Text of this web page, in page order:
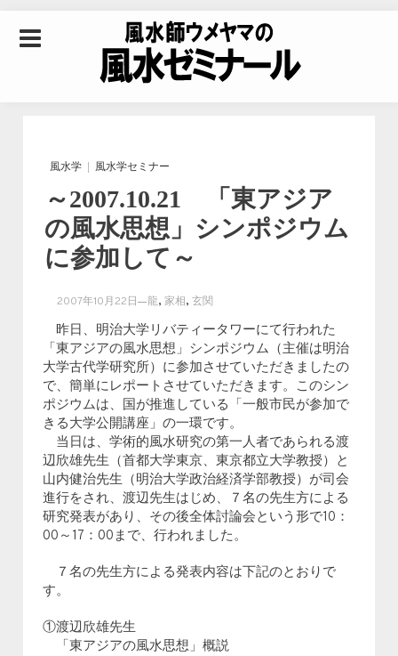
水ゼミナール｜風水
学・四柱推命学・易
学を合わせた立命講
座
風水学 風水学セミナー
～2007.10.21 「東アジア
の風水思想」シンポジウム
に参加して～
2007年10月22日 龍,家相,玄関
昨日、明治大学リバティータワーにて行われた
「東アジアの風水思想」シンポジウム（主催は明治
大学古代学研究所）に参加させていただきましたの
で、簡単にレポートさせていただきます。このシン
ポジウムは、国が推進している「一般市民が参加で
きる大学公開講座」の一環です。
当日は、学術的風水研究の第一人者であられる渡
辺欣雄先生（首都大学東京、東京都立大学教授）と
山内健治先生（明治大学政治経済学部教授）が司会
進行をされ、渡辺先生はじめ、７名の先生方による
研究発表があり、その後全体討論会という形で10：
00～17：00まで、行われました。
７名の先生方による発表内容は下記のとおりで
す。
①渡辺欣雄先生
「東アジアの風水思想」概説